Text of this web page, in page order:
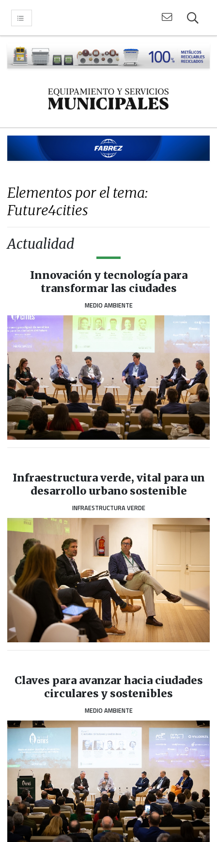
Elementos por el tema:
Future4cities
Actualidad
Innovación y tecnología para
transformar las ciudades
MEDIO AMBIENTE
Infraestructura verde, vital para un
desarrollo urbano sostenible
INFRAESTRUCTURA VERDE
Claves para avanzar hacia ciudades
circulares y sostenibles
MEDIO AMBIENTE